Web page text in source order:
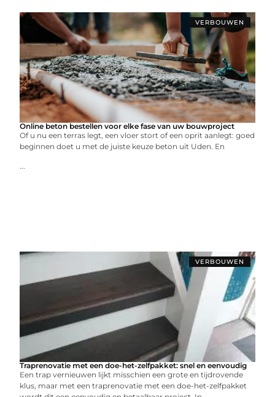
VERBOUWEN
Online beton bestellen voor elke fase van uw bouwproject
Of u nu een terras legt, een vloer stort of een oprit aanlegt: goed
beginnen doet u met de juiste keuze beton uit Uden. En
...
VERBOUWEN
Traprenovatie met een doe-het-zelfpakket: snel en eenvoudig
Een trap vernieuwen lijkt misschien een grote en tijdrovende
klus, maar met een traprenovatie met een doe-het-zelfpakket